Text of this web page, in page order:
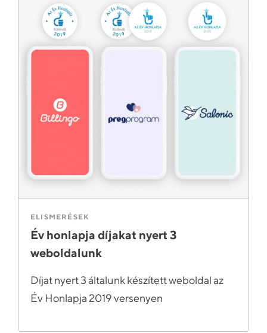
ELISMERÉSEK
Év honlapja díjakat nyert 3
weboldalunk
Díjat nyert 3 általunk készített weboldal az
Év Honlapja 2019 versenyen